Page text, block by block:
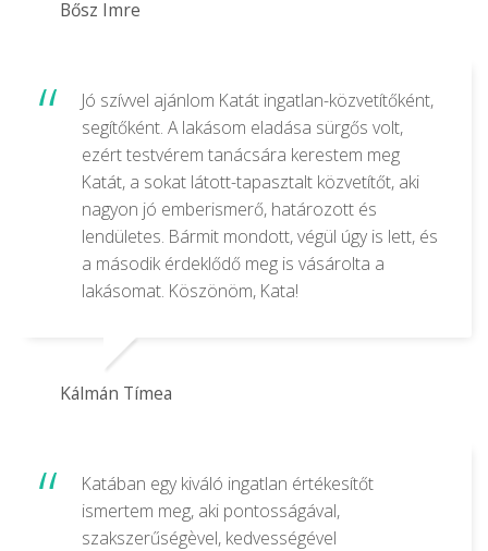
Bősz Imre
Jó szívvel ajánlom Katát ingatlan-közvetítőként,
segítőként. A lakásom eladása sürgős volt,
ezért testvérem tanácsára kerestem meg
Katát, a sokat látott-tapasztalt közvetítőt, aki
nagyon jó emberismerő, határozott és
lendületes. Bármit mondott, végül úgy is lett, és
a második érdeklődő meg is vásárolta a
lakásomat. Köszönöm, Kata!
Kálmán Tímea
Katában egy kiváló ingatlan értékesítőt
ismertem meg, aki pontosságával,
szakszerűségèvel, kedvességével